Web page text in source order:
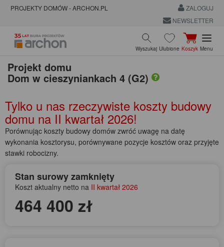
PROJEKTY DOMÓW - ARCHON.PL
ZALOGUJ
NEWSLETTER
Wyszukaj Ulubione Koszyk Menu
Projekt domu
Dom w cieszyniankach 4 (G2)
Tylko u nas rzeczywiste koszty budowy
domu na II kwartał 2026!
Porównując koszty budowy domów zwróć uwagę na datę
wykonania kosztorysu, porównywane pozycje kosztów oraz przyjęte
stawki robocizny.
Stan surowy zamknięty
Koszt aktualny netto na II kwartał 2026
464 400 zł